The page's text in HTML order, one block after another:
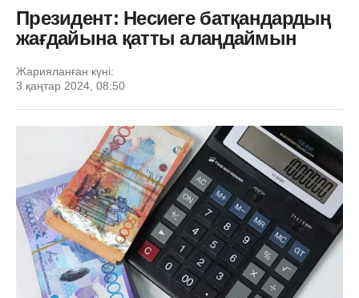
Президент: Несиеге батқандардың
жағдайына қатты алаңдаймын
Жарияланған күні:
3 қаңтар 2024, 08:50